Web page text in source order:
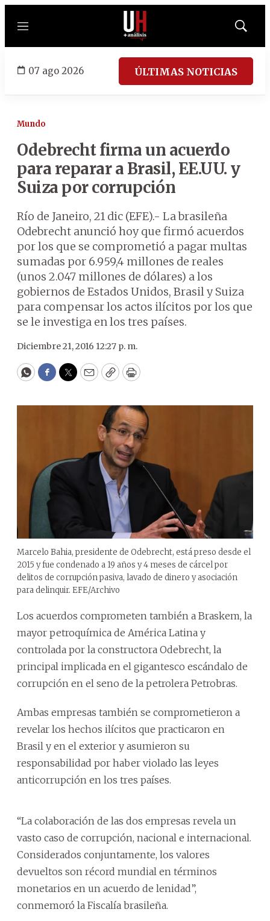
Menú
Mostrar
07 ago 2026 ÚLTIMAS NOTICIAS
Mundo
Odebrecht firma un acuerdo
para reparar a Brasil, EE.UU. y
Suiza por corrupción
Río de Janeiro, 21 dic (EFE).- La brasileña
Odebrecht anunció hoy que firmó acuerdos
por los que se comprometió a pagar multas
sumadas por 6.959,4 millones de reales
(unos 2.047 millones de dólares) a los
gobiernos de Estados Unidos, Brasil y Suiza
para compensar los actos ilícitos por los que
se le investiga en los tres países.
Diciembre 21, 2016 12:27 p. m.
WhatsApp
Facebook
Twitter
EmailCopyPrint
Marcelo Bahia, presidente de Odebrecht, está preso desde el
2015 y fue condenado a 19 años y 4 meses de cárcel por
delitos de corrupción pasiva, lavado de dinero y asociación
para delinquir. EFE/Archivo
Los acuerdos comprometen también a Braskem, la
mayor petroquímica de América Latina y
controlada por la constructora Odebrecht, la
principal implicada en el gigantesco escándalo de
corrupción en el seno de la petrolera Petrobras.
Ambas empresas también se comprometieron a
revelar los hechos ilícitos que practicaron en
Brasil y en el exterior y asumieron su
responsabilidad por haber violado las leyes
anticorrupción en los tres países.
“La colaboración de las dos empresas revela un
vasto caso de corrupción, nacional e internacional.
Considerados conjuntamente, los valores
devueltos son récord mundial en términos
monetarios en un acuerdo de lenidad”,
conmemoró la Fiscalía brasileña.